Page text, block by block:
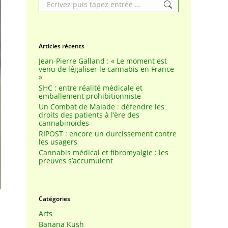
Articles récents
Jean-Pierre Galland : « Le moment est
venu de légaliser le cannabis en France
»
SHC : entre réalité médicale et
emballement prohibitionniste
Un Combat de Malade : défendre les
droits des patients à l’ère des
cannabinoïdes
RIPOST : encore un durcissement contre
les usagers
Cannabis médical et fibromyalgie : les
preuves s’accumulent
Catégories
Arts
Banana Kush